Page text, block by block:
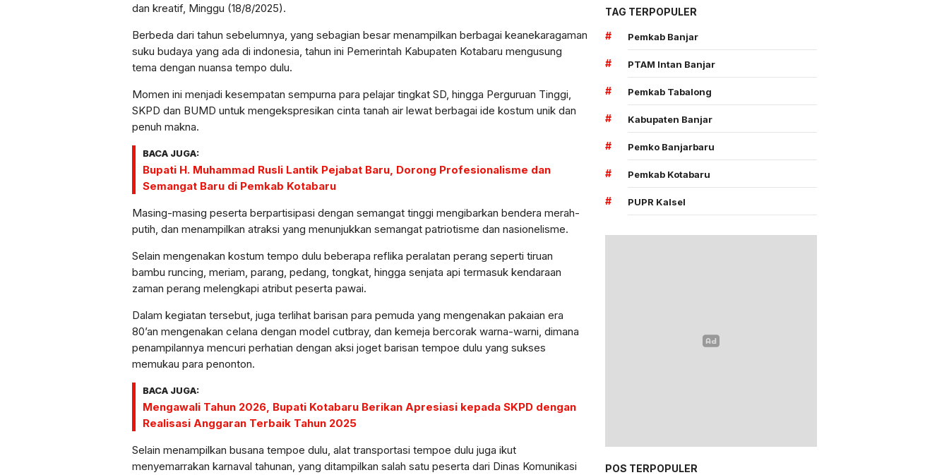
dan kreatif, Minggu (18/8/2025).
Berbeda dari tahun sebelumnya, yang sebagian besar menampilkan berbagai keanekaragaman
suku budaya yang ada di indonesia, tahun ini Pemerintah Kabupaten Kotabaru mengusung
tema dengan nuansa tempo dulu.
Momen ini menjadi kesempatan sempurna para pelajar tingkat SD, hingga Perguruan Tinggi,
SKPD dan BUMD untuk mengekspresikan cinta tanah air lewat berbagai ide kostum unik dan
penuh makna.
BACA JUGA:
Bupati H. Muhammad Rusli Lantik Pejabat Baru, Dorong Profesionalisme dan
Semangat Baru di Pemkab Kotabaru
Masing-masing peserta berpartisipasi dengan semangat tinggi mengibarkan bendera merah-
putih, dan menampilkan atraksi yang menunjukkan semangat patriotisme dan nasionelisme.
Selain mengenakan kostum tempo dulu beberapa reflika peralatan perang seperti tiruan
bambu runcing, meriam, parang, pedang, tongkat, hingga senjata api termasuk kendaraan
zaman perang melengkapi atribut peserta pawai.
Dalam kegiatan tersebut, juga terlihat barisan para pemuda yang mengenakan pakaian era
80’an mengenakan celana dengan model cutbray, dan kemeja bercorak warna-warni, dimana
penampilannya mencuri perhatian dengan aksi joget barisan tempoe dulu yang sukses
memukau para penonton.
BACA JUGA:
Mengawali Tahun 2026, Bupati Kotabaru Berikan Apresiasi kepada SKPD dengan
Realisasi Anggaran Terbaik Tahun 2025
Selain menampilkan busana tempoe dulu, alat transportasi tempoe dulu juga ikut
menyemarrakan karnaval tahunan, yang ditampilkan salah satu peserta dari Dinas Komunikasi
TAG TERPOPULER
#
Pemkab Banjar
# PTAM Intan Banjar
# Pemkab Tabalong
# Kabupaten Banjar
# Pemko Banjarbaru
# Pemkab Kotabaru
# PUPR Kalsel
POS TERPOPULER